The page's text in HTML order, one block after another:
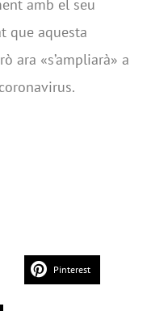
amb el seu
que aquesta
ara «s’ampliarà» a
Pinterest